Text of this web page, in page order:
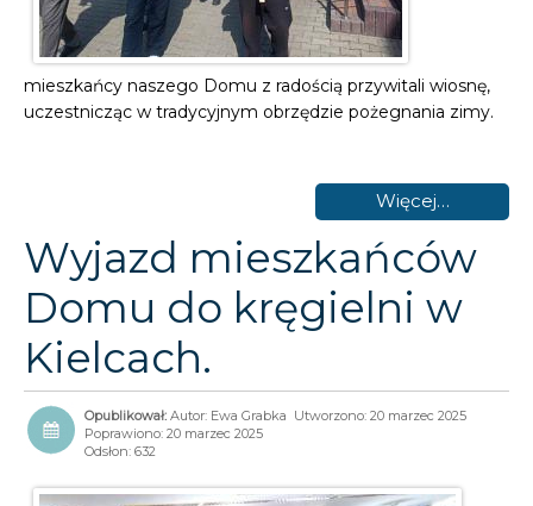
mieszkańcy naszego Domu z radością przywitali wiosnę,
uczestnicząc w tradycyjnym obrzędzie pożegnania zimy.
Więcej…
Wyjazd mieszkańców
Domu do kręgielni w
Kielcach.
Autor: Ewa Grabka Utworzono: 20 marzec 2025
Poprawiono: 20 marzec 2025
Odsłon: 632